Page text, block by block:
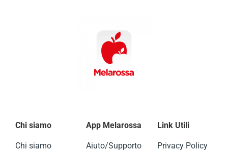
Chi siamo
Chi siamo
App Melarossa
Aiuto/Supporto
Link Utili
Privacy Policy